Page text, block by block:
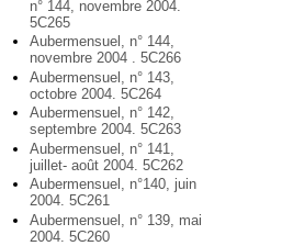
n° 144, novembre 2004.
5C265
Aubermensuel, n° 144,
novembre 2004 . 5C266
Aubermensuel, n° 143,
octobre 2004. 5C264
Aubermensuel, n° 142,
septembre 2004. 5C263
Aubermensuel, n° 141,
juillet- août 2004. 5C262
Aubermensuel, n°140, juin
2004. 5C261
Aubermensuel, n° 139, mai
2004. 5C260